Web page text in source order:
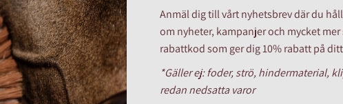
Anmäl dig till vårt nyhetsbrev där du
om nyheter, kampanjer och mycket mer
rabattkod som ger dig 10% rabatt på
*Gäller ej: foder, strö, hindermaterial,
redan nedsatta varor